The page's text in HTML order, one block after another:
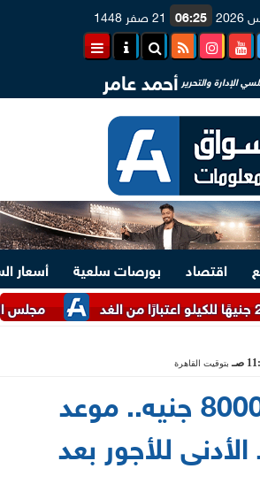
06:25 21 صفر 1448
الإدارة والتحرير أحمد عامر
اقتصاد بورصات سلعية
أسعار
مجلس الوزراء
صـ بتوقيت القاهرة
أقل مرتب 8000 جنيه.. موعد
للأجور بعد